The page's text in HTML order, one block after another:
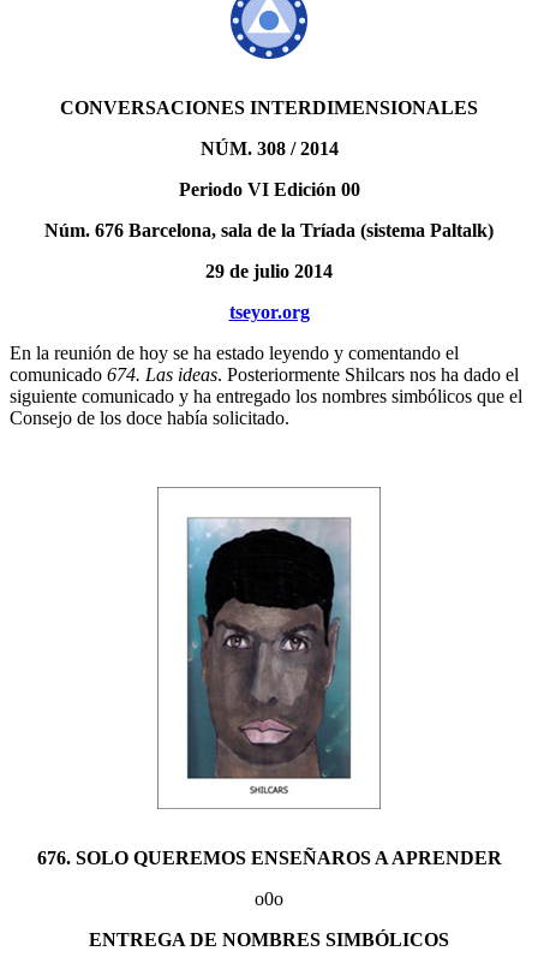
CONVERSACIONES INTERDIMENSIONALES
NÚM. 308 / 2014
Periodo VI Edición 00
Núm. 676 Barcelona, sala de la Tríada (sistema Paltalk)
29 de julio 2014
tseyor.org
En la reunión de hoy se ha estado leyendo y comentando el
comunicado 674. Las ideas. Posteriormente Shilcars nos ha dado el
siguiente comunicado y ha entregado los nombres simbólicos que el
Consejo de los doce había solicitado.
676. SOLO QUEREMOS ENSEÑAROS A APRENDER
o0o
ENTREGA DE NOMBRES SIMBÓLICOS